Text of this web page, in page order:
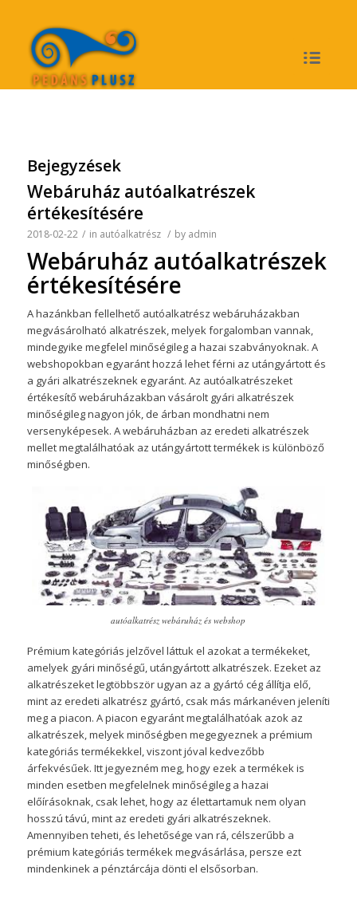
Bejegyzések
Webáruház autóalkatrészek
értékesítésére
2018-02-22 / in autóalkatrész / by admin
Webáruház autóalkatrészek
értékesítésére
A hazánkban fellelhető autóalkatrész webáruházakban
megvásárolható alkatrészek, melyek forgalomban vannak,
mindegyike megfelel minőségileg a hazai szabványoknak. A
webshopokban egyaránt hozzá lehet férni az utángyártott és
a gyári alkatrészeknek egyaránt. Az autóalkatrészeket
értékesítő webáruházakban vásárolt gyári alkatrészek
minőségileg nagyon jók, de árban mondhatni nem
versenyképesek. A webáruházban az eredeti alkatrészek
mellet megtalálhatóak az utángyártott termékek is különböző
minőségben.
autóalkatrész webáruház és webshop
Prémium kategóriás jelzővel láttuk el azokat a termékeket,
amelyek gyári minőségű, utángyártott alkatrészek. Ezeket az
alkatrészeket legtöbbször ugyan az a gyártó cég állítja elő,
mint az eredeti alkatrész gyártó, csak más márkanéven jeleníti
meg a piacon. A piacon egyaránt megtalálhatóak azok az
alkatrészek, melyek minőségben megegyeznek a prémium
kategóriás termékekkel, viszont jóval kedvezőbb
árfekvésűek. Itt jegyezném meg, hogy ezek a termékek is
minden esetben megfelelnek minőségileg a hazai
előírásoknak, csak lehet, hogy az élettartamuk nem olyan
hosszú távú, mint az eredeti gyári alkatrészeknek.
Amennyiben teheti, és lehetősége van rá, célszerűbb a
prémium kategóriás termékek megvásárlása, persze ezt
mindenkinek a pénztárcája dönti el elsősorban.